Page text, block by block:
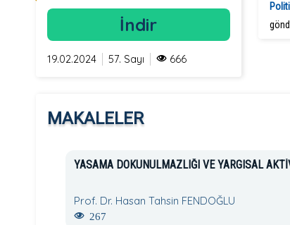
İndir
19.02.2024 57. Sayı 666
MAKALELER
YASAMA DOKUNULMAZLIĞI VE YARGISAL
Prof. Dr. Hasan Tahsin FENDOĞLU
267